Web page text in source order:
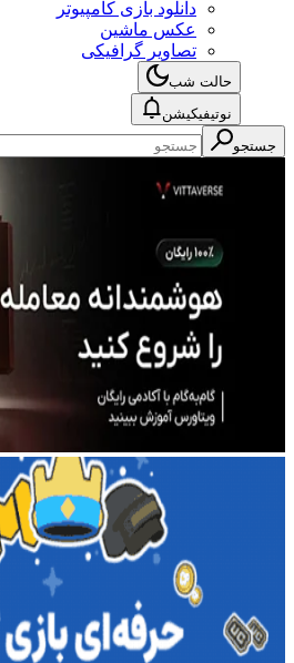
دانلود بازی کامپیوتر
عکس ماشین
تصاویر گرافیکی
حالت شب
نوتیفیکیشن
جستجو